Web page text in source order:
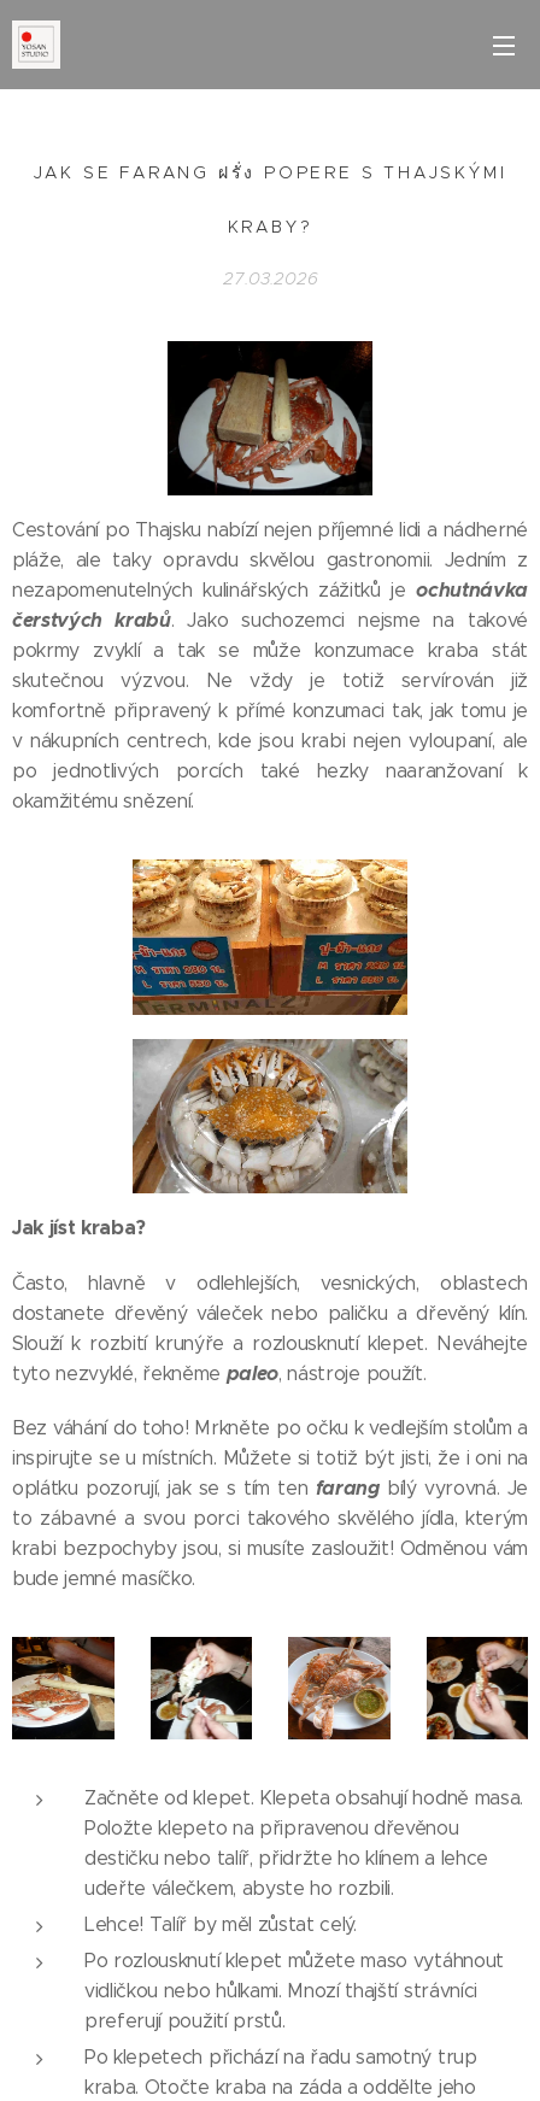
JAK SE FARANG ฝรั่ง POPERE S THAJSKÝMI
KRABY?
27.03.2026
Cestování po Thajsku nabízí nejen příjemné lidi a nádherné
pláže, ale taky opravdu skvělou gastronomii. Jedním z
nezapomenutelných kulinářských zážitků jeochutnávka
čerstvých krabů. Jako suchozemci nejsme na takové
pokrmy zvyklí a tak se může konzumace kraba stát
skutečnou výzvou. Ne vždy je totiž servírován již
komfortně připravený k přímé konzumaci tak, jak tomu je
v nákupních centrech, kde jsou krabi nejen vyloupaní, ale
po jednotlivých porcích také hezky naaranžovaní k
okamžitému snězení.
Jak jíst kraba?
Často, hlavně v odlehlejších, vesnických, oblastech
dostanete dřevěný váleček nebo paličku a dřevěný klín.
Slouží k rozbití krunýře a rozlousknutí klepet. Neváhejte
tyto nezvyklé, řekněme paleo, nástroje použít.
Bez váhání do toho! Mrkněte po očku k vedlejším stolům a
inspirujte se u místních. Můžete si totiž být jisti, že i oni na
oplátku pozorují, jak se s tím ten farangbílý vyrovná. Je
to zábavné a svou porci takového skvělého jídla, kterým
krabi bezpochyby jsou, si musíte zasloužit! Odměnou vám
bude jemné masíčko.
Začněte od klepet. Klepeta obsahují hodně masa.
Položte klepeto na připravenou dřevěnou
destičku nebo talíř, přidržte ho klínem a lehce
udeřte válečkem, abyste ho rozbili.
Lehce! Talíř by měl zůstat celý.
Po rozlousknutí klepet můžete maso vytáhnout
vidličkou nebo hůlkami. Mnozí thajští strávníci
preferují použití prstů.
Po klepetech přichází na řadu samotný trup
kraba. Otočte kraba na záda a oddělte jeho